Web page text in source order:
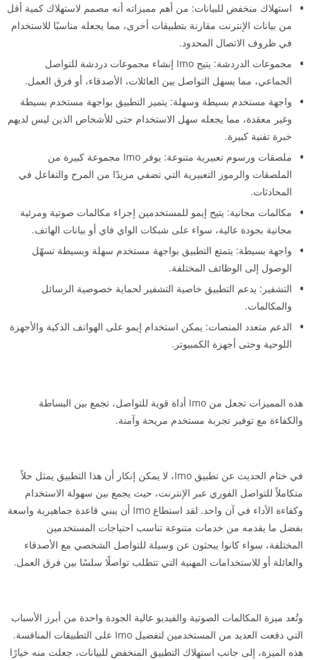
استهلاك منخفض للبيانات: من أهم مميزاته أنه مصمم لاستهلاك كمية أقل
من بيانات الإنترنت مقارنة بتطبيقات أخرى، مما يجعله مناسبًا للاستخدام
في ظروف الاتصال المحدود.
مجموعات الدردشة: يتيح Imo إنشاء مجموعات دردشة للتواصل
الجماعي، مما يسهل التواصل بين العائلات، الأصدقاء، أو فرق العمل.
واجهة مستخدم بسيطة وسهلة: يتميز التطبيق بواجهة مستخدم بسيطة
وغير معقدة، مما يجعله سهل الاستخدام حتى للأشخاص الذين ليس لديهم
خبرة تقنية كبيرة.
ملصقات ورسوم تعبيرية متنوعة: يوفر Imo مجموعة كبيرة من
الملصقات والرموز التعبيرية التي تضفي مزيدًا من المرح والتفاعل في
المحادثات.
مكالمات مجانية: يتيح إيمو للمستخدمين إجراء مكالمات صوتية ومرئية
مجانية بجودة عالية، سواء على شبكات الواي فاي أو بيانات الهاتف.
واجهة بسيطة: يتمتع التطبيق بواجهة مستخدم سهلة وبسيطة تسهّل
الوصول إلى الوظائف المختلفة.
التشفير: يدعم التطبيق خاصية التشفير لحماية خصوصية الرسائل
والمكالمات.
الدعم متعدد المنصات: يمكن استخدام إيمو على الهواتف الذكية والأجهزة
اللوحية وحتى أجهزة الكمبيوتر.
هذه المميزات تجعل من Imo أداة قوية للتواصل، تجمع بين البساطة
والكفاءة مع توفير تجربة مستخدم مريحة وآمنة.
في ختام الحديث عن تطبيق Imo، لا يمكن إنكار أن هذا التطبيق يمثل حلاً
متكاملاً للتواصل الفوري عبر الإنترنت، حيث يجمع بين سهولة الاستخدام
وكفاءة الأداء في آن واحد. لقد استطاع Imo أن يبني قاعدة جماهيرية واسعة
بفضل ما يقدمه من خدمات متنوعة تناسب احتياجات المستخدمين
المختلفة، سواء كانوا يبحثون عن وسيلة للتواصل الشخصي مع الأصدقاء
والعائلة أو للاستخدامات المهنية التي تتطلب تواصلًا سلسًا بين فرق العمل.
وتُعد ميزة المكالمات الصوتية والفيديو عالية الجودة واحدة من أبرز الأسباب
التي دفعت العديد من المستخدمين لتفضيل Imo على التطبيقات المنافسة.
هذه الميزة، إلى جانب استهلاك التطبيق المنخفض للبيانات، جعلت منه خيارًا